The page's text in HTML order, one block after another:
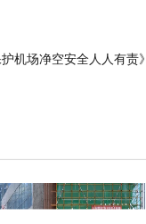
机场净空安全人人有责》